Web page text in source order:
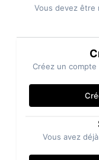
Vous devez être
Créez un compte
Vous avez